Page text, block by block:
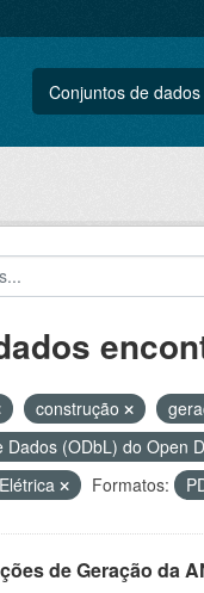
Conjuntos de dados
construção
(ODbL) do Open
Formatos:
de Geração da